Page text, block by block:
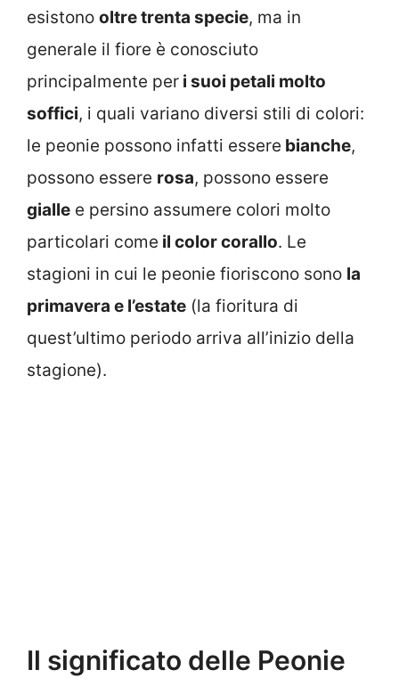
esistono oltre trenta specie, ma in
generale il fiore è conosciuto
principalmente per i suoi petali molto
soffici, i quali variano diversi stili di colori:
le peonie possono infatti essere bianche,
possono essere rosa, possono essere
gialle e persino assumere colori molto
particolari come il color corallo. Le
stagioni in cui le peonie fioriscono sono la
primavera e l’estate (la fioritura di
quest’ultimo periodo arriva all’inizio della
stagione).
Il significato delle Peonie